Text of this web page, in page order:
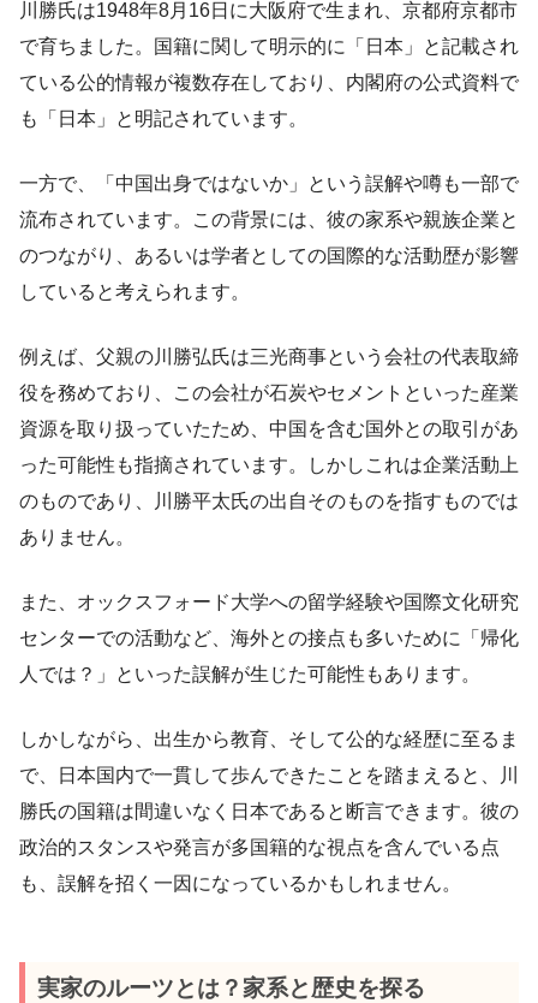
川勝氏は1948年8月16日に大阪府で生まれ、京都府京都市
で育ちました。国籍に関して明示的に「日本」と記載され
ている公的情報が複数存在しており、内閣府の公式資料で
も「日本」と明記されています。
一方で、「中国出身ではないか」という誤解や噂も一部で
流布されています。この背景には、彼の家系や親族企業と
のつながり、あるいは学者としての国際的な活動歴が影響
していると考えられます。
例えば、父親の川勝弘氏は三光商事という会社の代表取締
役を務めており、この会社が石炭やセメントといった産業
資源を取り扱っていたため、中国を含む国外との取引があ
った可能性も指摘されています。しかしこれは企業活動上
のものであり、川勝平太氏の出自そのものを指すものでは
ありません。
また、オックスフォード大学への留学経験や国際文化研究
センターでの活動など、海外との接点も多いために「帰化
人では？」といった誤解が生じた可能性もあります。
しかしながら、出生から教育、そして公的な経歴に至るま
で、日本国内で一貫して歩んできたことを踏まえると、川
勝氏の国籍は間違いなく日本であると断言できます。彼の
政治的スタンスや発言が多国籍的な視点を含んでいる点
も、誤解を招く一因になっているかもしれません。
実家のルーツとは？家系と歴史を探る